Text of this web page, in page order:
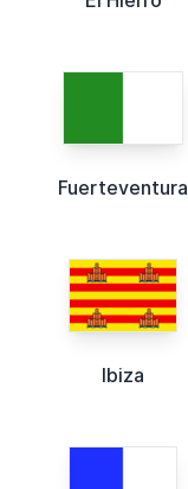
Fuerteventura
Ibiza